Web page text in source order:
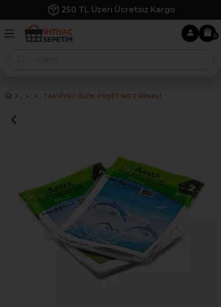
250 TL Üzeri Ücretsiz Kargo
0
TAKVİYELİ BLOK POŞET NO 2 RENKLİ